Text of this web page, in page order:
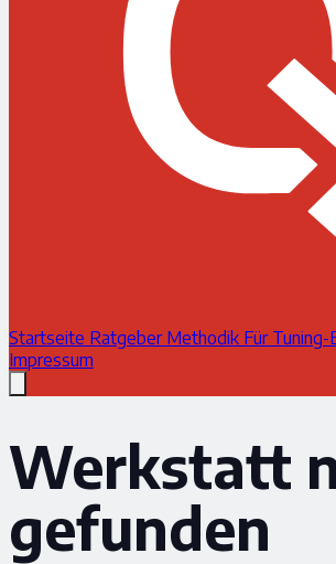
Startseite Ratgeber Methodik Für
Impressum
Werkstatt
gefunden